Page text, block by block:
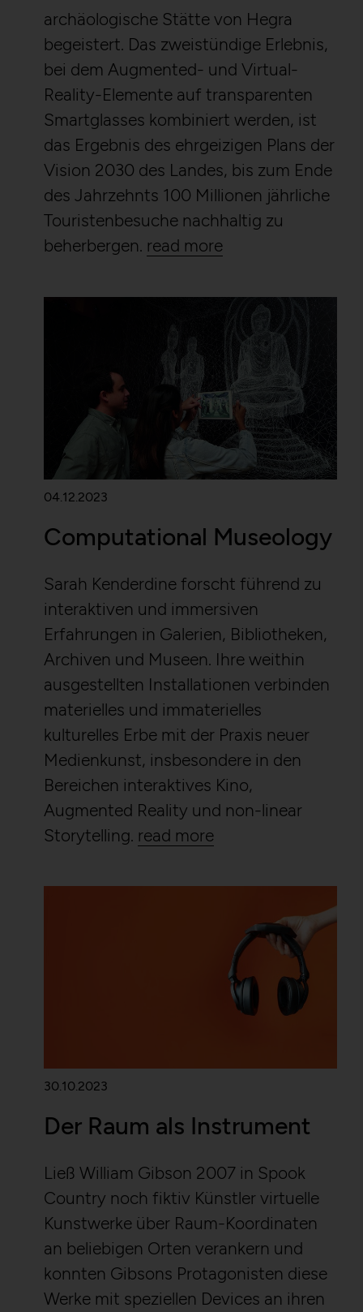
archäologische Stätte von Hegra
begeistert. Das zweistündige Erlebnis,
bei dem Augmented- und Virtual-
Reality-Elemente auf transparenten
Smartglasses kombiniert werden, ist
das Ergebnis des ehrgeizigen Plans der
Vision 2030 des Landes, bis zum Ende
des Jahrzehnts 100 Millionen jährliche
Touristenbesuche nachhaltig zu
beherbergen. read more
04.12.2023
Computational Museology
Sarah Kenderdine forscht führend zu
interaktiven und immersiven
Erfahrungen in Galerien, Bibliotheken,
Archiven und Museen. Ihre weithin
ausgestellten Installationen verbinden
materielles und immaterielles
kulturelles Erbe mit der Praxis neuer
Medienkunst, insbesondere in den
Bereichen interaktives Kino,
Augmented Reality und non-linear
Storytelling. read more
30.10.2023
Der Raum als Instrument
Ließ William Gibson 2007 in Spook
Country noch fiktiv Künstler virtuelle
Kunstwerke über Raum-Koordinaten
an beliebigen Orten verankern und
konnten Gibsons Protagonisten diese
Werke mit speziellen Devices an ihren